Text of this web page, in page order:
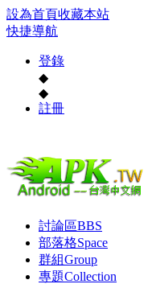
設為首頁收藏本站
快捷導航
登錄
◆
◆
註冊
討論區BBS
部落格Space
群組Group
專題Collection